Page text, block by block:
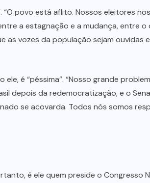
povo está aflito. Nossos eleitores nos
a estagnação e a mudança, entre
as vozes da população sejam ouvidas
é “péssima”. “Nosso grande
depois da redemocratização, e o
se acovarda. Todos nós somos
é ele quem preside o Congresso